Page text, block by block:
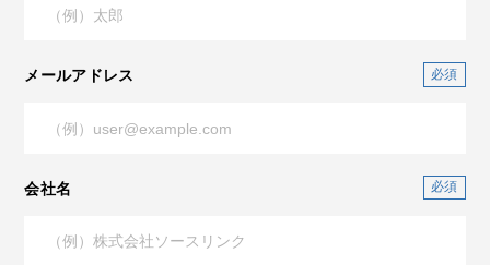
メールアドレス
会社名